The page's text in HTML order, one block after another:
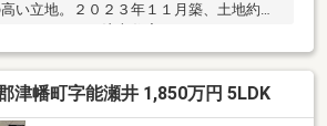
い立地。２０２３年１１月築、土地約１
や階段にもゆとりがあり、体感的な広さ
きな空間を意識した開放的なリビングに
設置。将来間仕切り可能な２階洋室や各
収納など収納力も充実。駐車３台可（う
津幡町字能瀬井 1,850万円 5LDK